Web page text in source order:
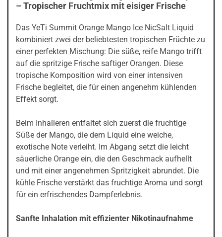
– Tropischer Fruchtmix mit eisiger Frische
Das YeTi Summit Orange Mango Ice NicSalt Liquid
kombiniert zwei der beliebtesten tropischen Früchte zu
einer perfekten Mischung: Die süße, reife Mango trifft
auf die spritzige Frische saftiger Orangen. Diese
tropische Komposition wird von einer intensiven
Frische begleitet, die für einen angenehm kühlenden
Effekt sorgt.
Beim Inhalieren entfaltet sich zuerst die fruchtige
Süße der Mango, die dem Liquid eine weiche,
exotische Note verleiht. Im Abgang setzt die leicht
säuerliche Orange ein, die den Geschmack aufhellt
und mit einer angenehmen Spritzigkeit abrundet. Die
kühle Frische verstärkt das fruchtige Aroma und sorgt
für ein erfrischendes Dampferlebnis.
Sanfte Inhalation mit effizienter Nikotinaufnahme